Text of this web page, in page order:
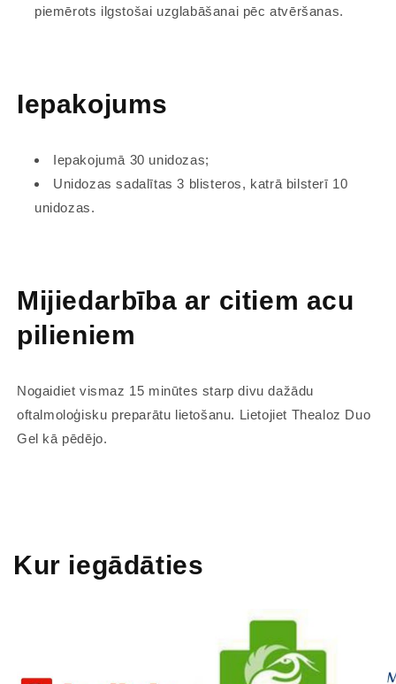
piemērots ilgstošai uzglabāšanai pēc atvēršanas.
Iepakojums
Iepakojumā 30 unidozas;
Unidozas sadalītas 3 blisteros, katrā bilsterī 10
unidozas.
Mijiedarbība ar citiem acu
pilieniem
Nogaidiet vismaz 15 minūtes starp divu dažādu
oftalmoloģisku preparātu lietošanu. Lietojiet Thealoz Duo
Gel kā pēdējo.
Kur iegādāties